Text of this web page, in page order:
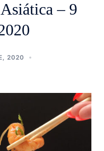
– 9
2020